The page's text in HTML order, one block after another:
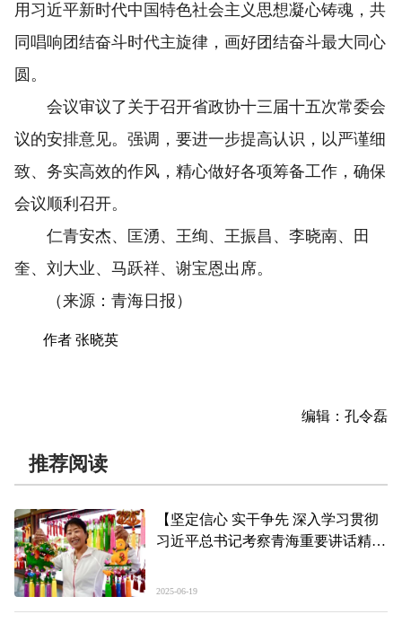
用习近平新时代中国特色社会主义思想凝心铸魂，共
同唱响团结奋斗时代主旋律，画好团结奋斗最大同心
圆。
会议审议了关于召开省政协十三届十五次常委会
议的安排意见。强调，要进一步提高认识，以严谨细
致、务实高效的作风，精心做好各项筹备工作，确保
会议顺利召开。
仁青安杰、匡湧、王绚、王振昌、李晓南、田
奎、刘大业、马跃祥、谢宝恩出席。
（来源：青海日报）
作者 张晓英
编辑：孔令磊
推荐阅读
【坚定信心 实干争先 深入学习贯彻
习近平总书记考察青海重要讲话精
2025-06-19